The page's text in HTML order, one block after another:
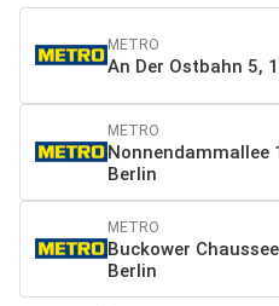
METRO
An Der Ostbahn 5,
METRO
Nonnendammallee
Berlin
METRO
Buckower
Berlin